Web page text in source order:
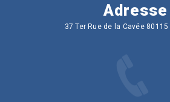
Adresse
37 Ter Rue de la Cavée 80115